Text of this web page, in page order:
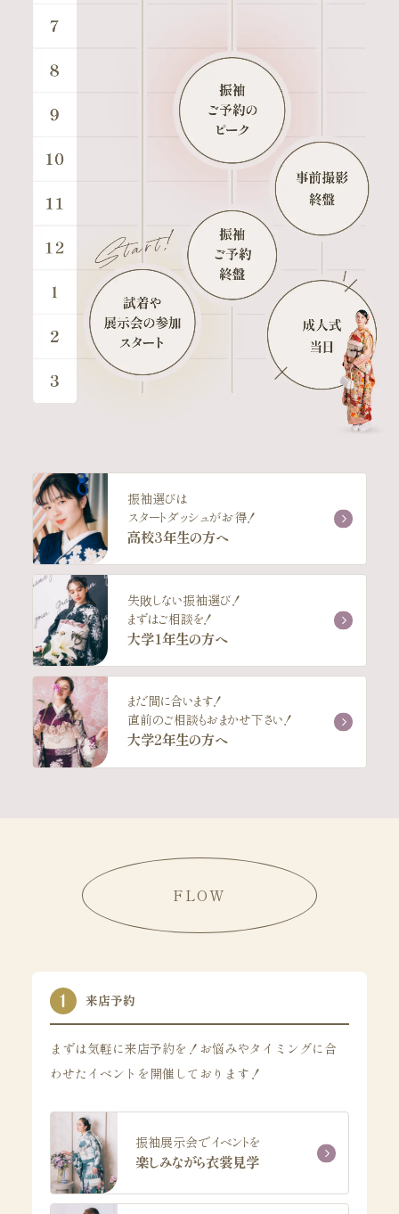
振袖選びは
スタートダッシュがお得！
高校3年生の方へ
失敗しない振袖選び！
まずはご相談を！
大学1年生の方へ
まだ間に合います！
直前のご相談もおまかせ下さい！
大学2年生の方へ
FLOW
来店予約
まずは気軽に来店予約を！お悩みやタイミングに合
わせたイベントを開催しております！
振袖展示会でイベントを
楽しみながら衣裳見学